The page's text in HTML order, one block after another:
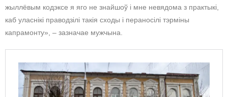
жыллёвым кодэксе я яго не знайшоў і мне невядома з практыкі,
каб уласнікі праводзілі такія сходы і пераносілі тэрміны
капрамонту», – зазначае мужчына.